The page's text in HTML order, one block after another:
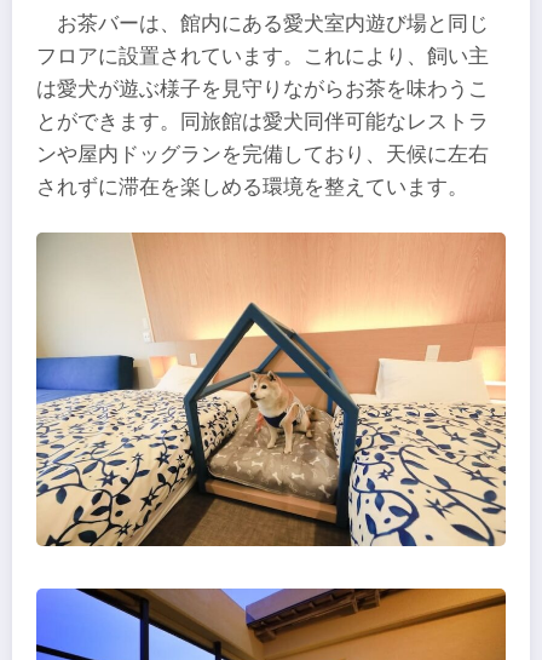
お茶バーは、館内にある愛犬室内遊び場と同じ
フロアに設置されています。これにより、飼い主
は愛犬が遊ぶ様子を見守りながらお茶を味わうこ
とができます。同旅館は愛犬同伴可能なレストラ
ンや屋内ドッグランを完備しており、天候に左右
されずに滞在を楽しめる環境を整えています。